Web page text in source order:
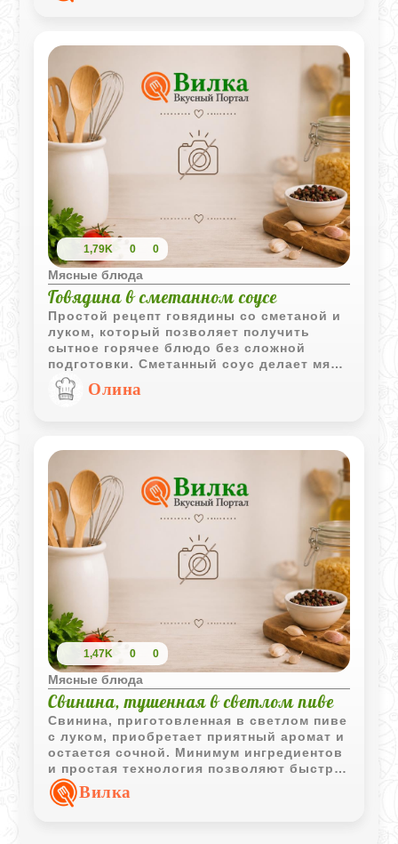
1,79K 0 0
Мясные блюда
Говядина в сметанном соусе
Простой рецепт говядины со сметаной и
луком, который позволяет получить
сытное горячее блюдо без сложной
подготовки. Сметанный соус делает мясо
более мягким и придает ему приятный
сливочный вкус.
Олина
1,47K 0 0
Мясные блюда
Свинина, тушенная в светлом пиве
Свинина, приготовленная в светлом пиве
с луком, приобретает приятный аромат и
остается сочной. Минимум ингредиентов
и простая технология позволяют быстро
получить вкусное мясное блюдо.
Вилка